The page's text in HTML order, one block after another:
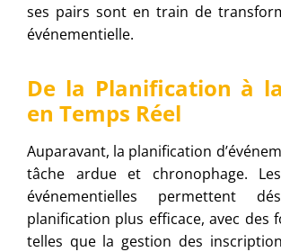
ses pairs sont en train de
événementielle.
De la Planification à
en Temps Réel
Auparavant, la planification
tâche ardue et chronophage.
événementielles permettent
planification plus efficace, avec des
telles que la gestion des